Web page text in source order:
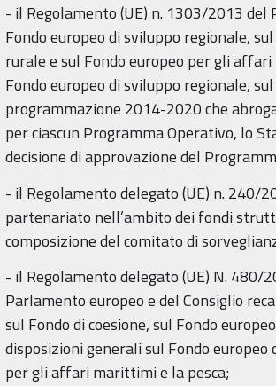
- il Regolamento (UE) n. 1303/2013 del
Fondo europeo di sviluppo regionale,
rurale e sul Fondo europeo per gli
Fondo europeo di sviluppo regionale,
programmazione 2014-2020 che
per ciascun Programma Operativo, lo
decisione di approvazione del
- il Regolamento delegato (UE) n. 240/
partenariato nell’ambito dei fondi
composizione del comitato di
- il Regolamento delegato (UE) N.
Parlamento europeo e del Consiglio
sul Fondo di coesione, sul Fondo
disposizioni generali sul Fondo europeo
per gli affari marittimi e la pesca;